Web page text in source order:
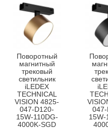
Поворотный
магнитный
трековый
светильник
iLEDEX
TECHNICAL
VISION 4825-
047-D120-
15W-110DG-
4000K-SGD
15W-